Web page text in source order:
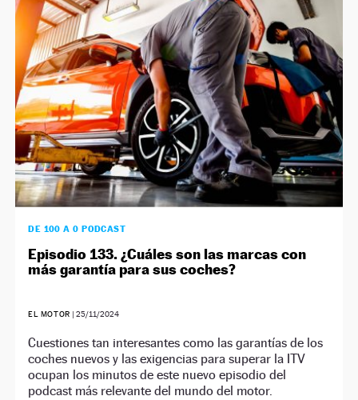
DE 100 A 0 PODCAST
Episodio 133. ¿Cuáles son las marcas con
más garantía para sus coches?
EL MOTOR | 25/11/2024
Cuestiones tan interesantes como las garantías de los
coches nuevos y las exigencias para superar la ITV
ocupan los minutos de este nuevo episodio del
podcast más relevante del mundo del motor.